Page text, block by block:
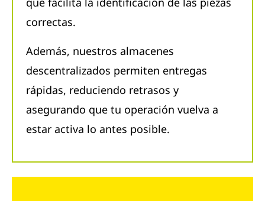
correctas.
Además, nuestros almacenes
descentralizados permiten entregas
rápidas, reduciendo retrasos y
asegurando que tu operación vuelva a
estar activa lo antes posible.